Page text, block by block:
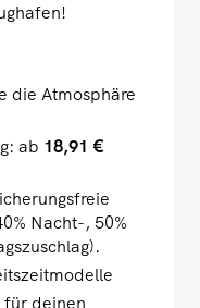
die Atmosphäre
ab 18,91 €
Nacht-, 50%